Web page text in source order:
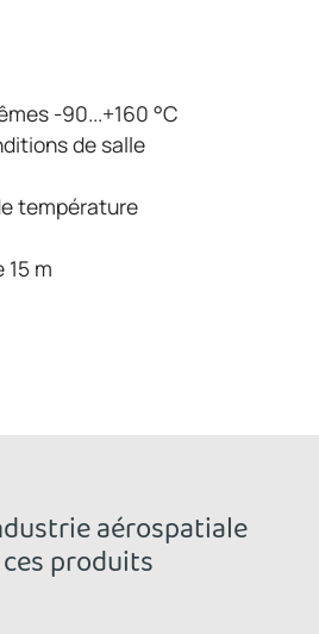
-90...+160 °C
de salle
température
m
aérospatiale
produits